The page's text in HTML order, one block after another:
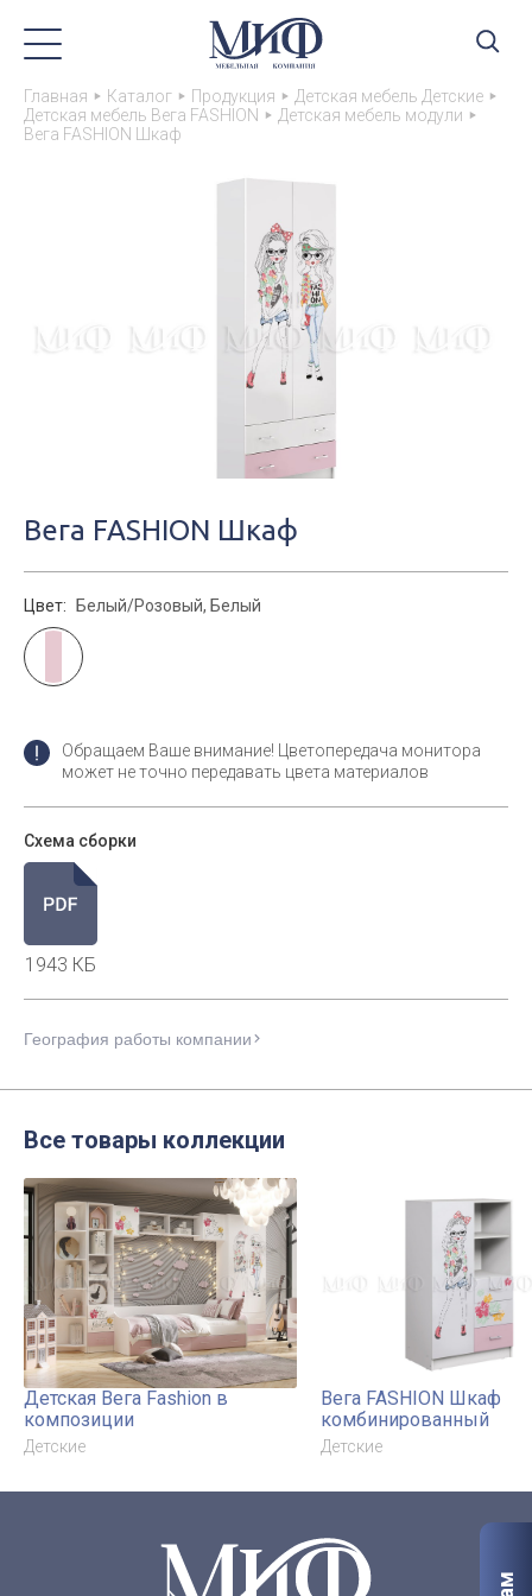
Главная Каталог Продукция
Детская мебель Детские
Детская мебель Вега FASHION
Детская мебель модули
Вега FASHION Шкаф
Вега FASHION Шкаф
Цвет: Белый/Розовый, Белый
Обращаем Ваше внимание! Цветопередача монитора
может не точно передавать цвета материалов
Схема сборки
1943 КБ
География работы компании
Все товары коллекции
Детская Вега Fashion в
композиции
Детские
Вега FASHION Шкаф
комбинированный
Детские